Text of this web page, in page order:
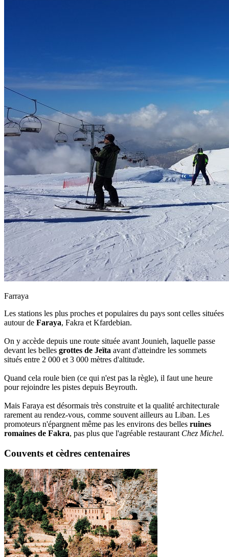
Farraya
Les stations les plus proches et populaires du pays sont celles situées
autour de Faraya, Fakra et Kfardebian.
On y accède depuis une route située avant Jounieh, laquelle passe
devant les belles grottes de Jeïta avant d'atteindre les sommets
situés entre 2 000 et 3 000 mètres d'altitude.
Quand cela roule bien (ce qui n'est pas la règle), il faut une heure
pour rejoindre les pistes depuis Beyrouth.
Mais Faraya est désormais très construite et la qualité architecturale
rarement au rendez-vous, comme souvent ailleurs au Liban. Les
promoteurs n'épargnent même pas les environs des belles ruines
romaines de Fakra, pas plus que l'agréable restaurant Chez Michel.
Couvents et cèdres centenaires